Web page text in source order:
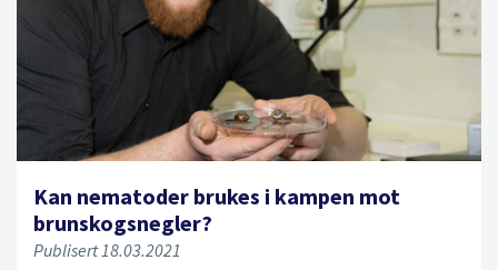
Kan nematoder brukes i kampen mot
brunskogsnegler?
Publisert 18.03.2021